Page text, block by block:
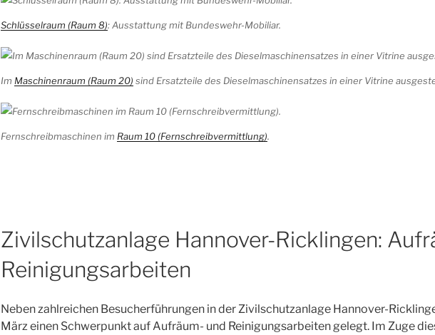
Schlüsselraum (Raum 8): Ausstattung mit Bundeswehr-Mobiliar.
Im Maschinenraum (Raum 20) sind Ersatzteile des Dieselmaschinensatzes in einer Vitrine
Fernschreibmaschinen im Raum 10 (Fernschreibvermittlung).
Zivilschutzanlage Hannover-Ricklingen:
Reinigungsarbeiten
Neben zahlreichen Besucherführungen in der Zivilschutzanlage Hannover-
März einen Schwerpunkt auf Aufräum- und Reinigungsarbeiten gelegt. Im Zuge